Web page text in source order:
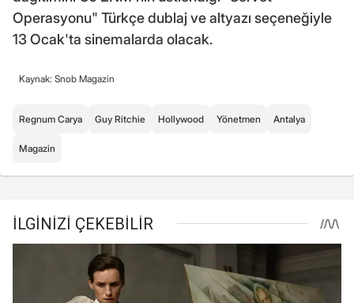
Operasyonu" Türkçe dublaj ve altyazı seçeneğiyle
13 Ocak'ta sinemalarda olacak.
Kaynak: Snob Magazin
Regnum Carya Guy Ritchie Hollywood Yönetmen Antalya
Magazin